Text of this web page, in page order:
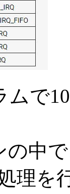
で
中
理を